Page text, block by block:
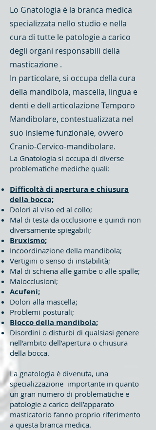
Lo Gnatologia è la branca medica
specializzata nello studio e nella
cura di tutte le patologie a carico
degli organi responsabili della
masticazione .
In particolare, si occupa della cura
della mandibola, mascella, lingua e
denti e dell articolazione Temporo
Mandibolare, contestualizzata nel
suo insieme funzionale, ovvero
Cranio-Cervico-mandibolare.
La Gnatologia si occupa di diverse
problematiche mediche quali:
Difficoltà di apertura e chiusura
della bocca;
Dolori al viso ed al collo;
Mal di testa da occlusione e quindi non
diversamente spiegabili;
Bruxismo;
Incoordinazione della mandibola;
Vertigini o senso di instabilità;
Mal di schiena alle gambe o alle spalle;
Malocclusioni;
Acufeni;
Dolori alla mascella;
Problemi posturali;
Blocco della mandibola;
Disordini o disturbi di qualsiasi genere
nell'ambito dell’apertura o chiusura
della bocca.
La gnatologia è divenuta, una
specializzazione importante in quanto
un gran numero di problematiche e
patologie a carico dell’apparato
masticatorio fanno proprio riferimento
a questa branca medica.